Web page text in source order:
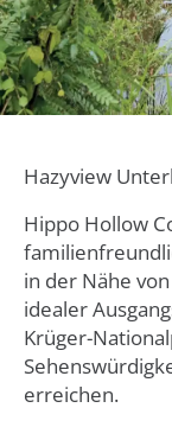
Hazyview
Hippo Hollow
in der Nähe
idealer
Krüger-
erreichen.